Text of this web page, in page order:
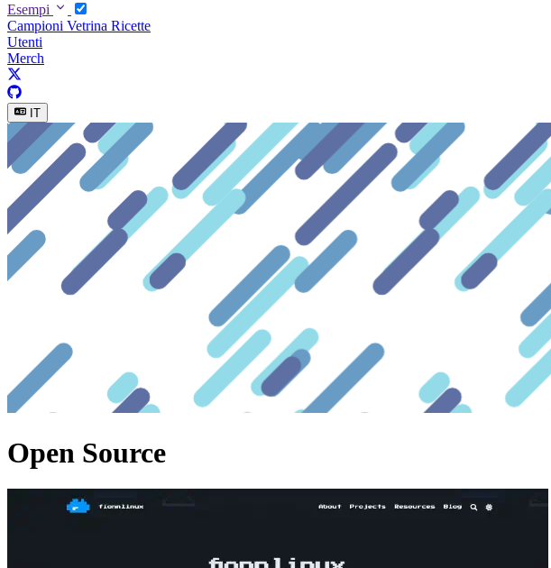
Esempi
Campioni Vetrina Ricette
Utenti
Merch
IT
Open Source